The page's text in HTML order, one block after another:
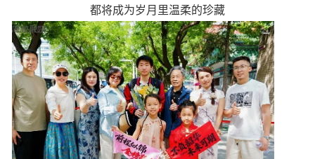
都将成为岁月里温柔的珍藏